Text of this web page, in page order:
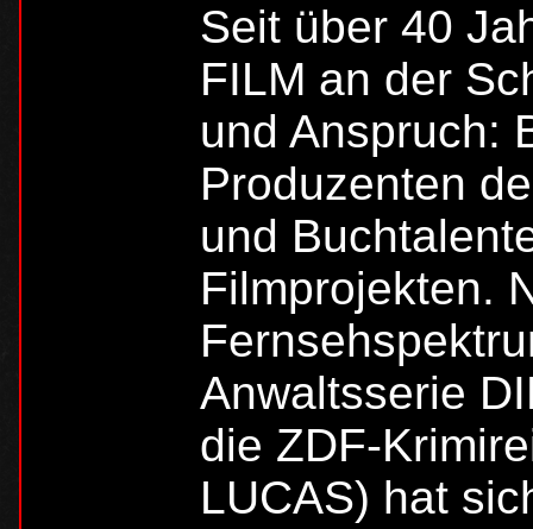
Seit über 40
FILM an der
und Anspruch:
Produzenten
und
Filmprojekten.
Anwaltsserie
die ZDF-
LUCAS) hat